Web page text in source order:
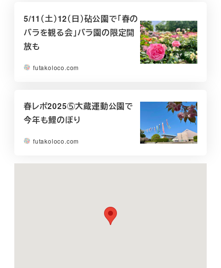
5/11（土）12（日）砧公園で「春の
バラを観る会」バラ園の限定開
放も
futakoloco.com
春レポ2025⑤大蔵運動公園で
今年も鯉のぼり
futakoloco.com